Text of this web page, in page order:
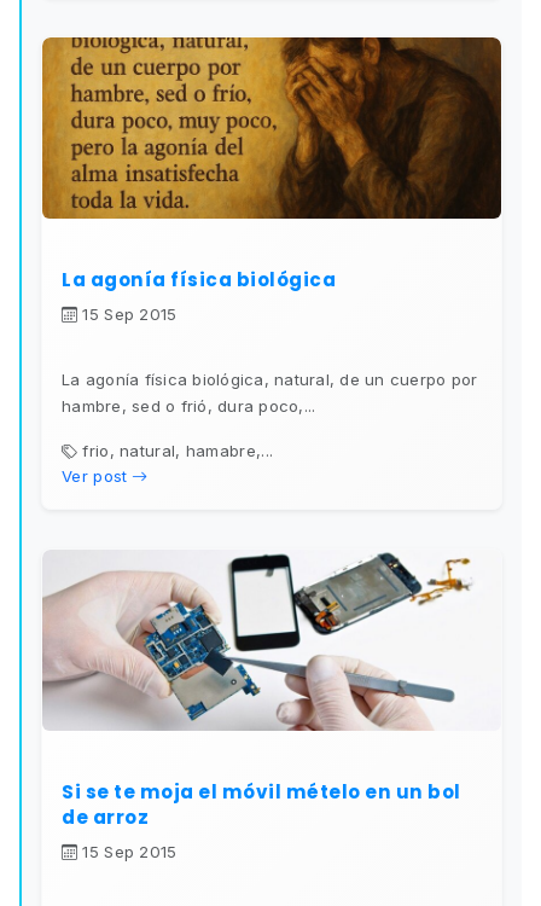
La agonía física biológica
15 Sep 2015
La agonía física biológica, natural, de un cuerpo por
hambre, sed o frió, dura poco,...
frio, natural, hamabre,...
Ver post
Si se te moja el móvil mételo en un bol
de arroz
15 Sep 2015